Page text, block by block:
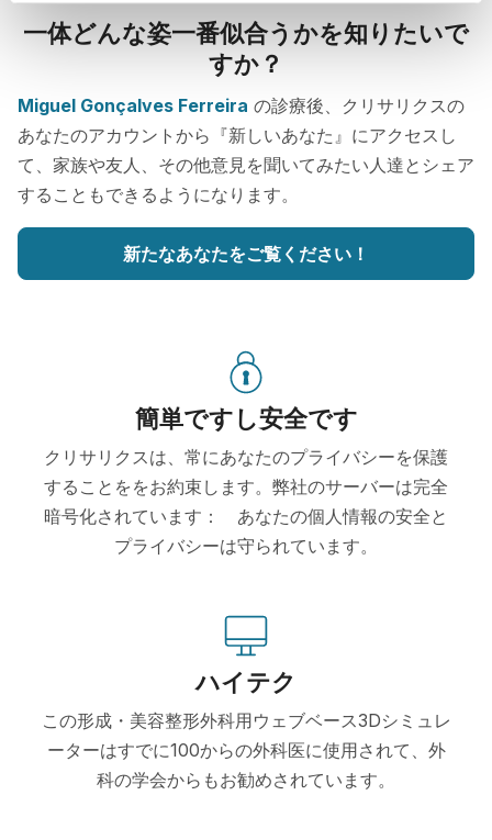
一体どんな姿一番似合うかを知りたいで
すか？
Miguel Gonçalves Ferreira の診療後、クリサリクスの
あなたのアカウントから『新しいあなた』にアクセスし
て、家族や友人、その他意見を聞いてみたい人達とシェア
することもできるようになります。
新たなあなたをご覧ください！
簡単ですし安全です
クリサリクスは、常にあなたのプライバシーを保護
することををお約束します。弊社のサーバーは完全
暗号化されています： あなたの個人情報の安全と
プライバシーは守られています。
ハイテク
この形成・美容整形外科用ウェブベース3Dシミュレ
ーターはすでに100からの外科医に使用されて、外
科の学会からもお勧めされています。